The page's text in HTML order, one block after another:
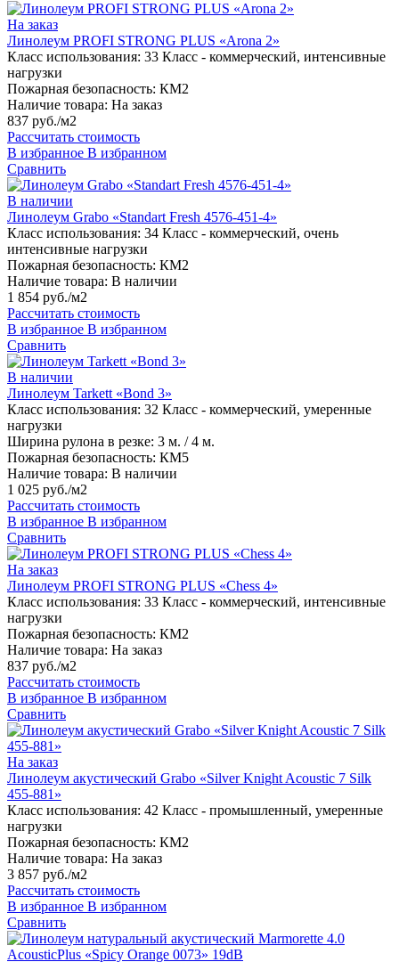
На заказ
Линолеум PROFI STRONG PLUS «Arona 2»
Класс использования: 33 Класс - коммерческий, интенсивные
нагрузки
Пожарная безопасность: КМ2
Наличие товара: На заказ
837 руб./м2
Рассчитать стоимость
В избранное В избранном
Сравнить
В наличии
Линолеум Grabo «Standart Fresh 4576-451-4»
Класс использования: 34 Класс - коммерческий, очень
интенсивные нагрузки
Пожарная безопасность: КМ2
Наличие товара: В наличии
1 854 руб./м2
Рассчитать стоимость
В избранное В избранном
Сравнить
В наличии
Линолеум Tarkett «Bond 3»
Класс использования: 32 Класс - коммерческий, умеренные
нагрузки
Ширина рулона в резке: 3 м. / 4 м.
Пожарная безопасность: КМ5
Наличие товара: В наличии
1 025 руб./м2
Рассчитать стоимость
В избранное В избранном
Сравнить
На заказ
Линолеум PROFI STRONG PLUS «Chess 4»
Класс использования: 33 Класс - коммерческий, интенсивные
нагрузки
Пожарная безопасность: КМ2
Наличие товара: На заказ
837 руб./м2
Рассчитать стоимость
В избранное В избранном
Сравнить
На заказ
Линолеум акустический Grabo «Silver Knight Acoustic 7 Silk
455-881»
Класс использования: 42 Класс - промышленный, умеренные
нагрузки
Пожарная безопасность: КМ2
Наличие товара: На заказ
3 857 руб./м2
Рассчитать стоимость
В избранное В избранном
Сравнить